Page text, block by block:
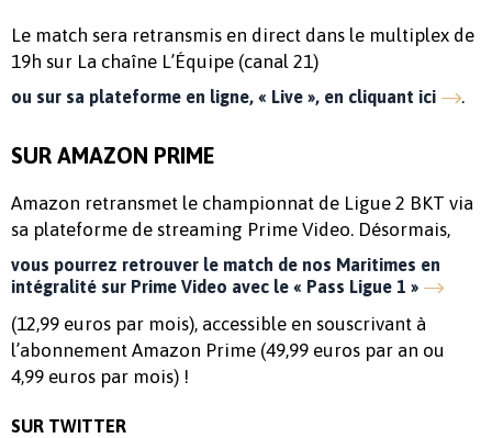
Le match sera retransmis en direct dans le multiplex de
19h sur La chaîne L’Équipe (canal 21)
ou sur sa plateforme en ligne, « Live », en cliquant ici .
SUR AMAZON PRIME
Amazon retransmet le championnat de Ligue 2 BKT via
sa plateforme de streaming Prime Video. Désormais,
vous pourrez retrouver le match de nos Maritimes en
intégralité sur Prime Video avec le « Pass Ligue 1 »
(12,99 euros par mois), accessible en souscrivant à
l’abonnement Amazon Prime (49,99 euros par an ou
4,99 euros par mois) !
SUR TWITTER